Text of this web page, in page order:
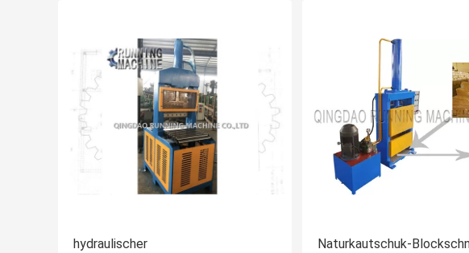
hydraulischer
Naturkautschuk-